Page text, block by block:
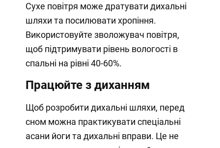
Сухе повітря може дратувати дихальні
шляхи та посилювати хропіння.
Використовуйте зволожувач повітря,
щоб підтримувати рівень вологості в
спальні на рівні 40-60%.
Працюйте з диханням
Щоб розробити дихальні шляхи, перед
сном можна практикувати спеціальні
асани йоги та дихальні вправи. Це не